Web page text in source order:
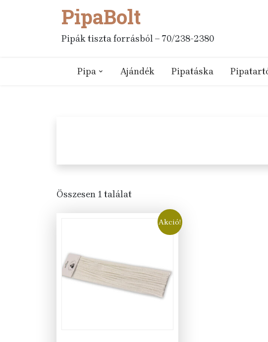
PipaBolt
Pipák tiszta forrásból – 70/238-2380
Pipa Ajándék Pipatáska
Összesen 1 találat
Akció!